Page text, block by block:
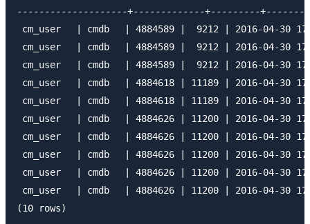
--------------------+-------------+---------
cm_user　 | cmdb　 | 4884589 |  9212 | 2016-
cm_user 　| cmdb 　| 4884589 |  9212 | 2016-04-
cm_user 　| cmdb 　| 4884589 |  9212 | 2016-
cm_user 　| cmdb　 | 4884618 | 11189 | 2016-04-
cm_user 　| cmdb　 | 4884618 | 11189 | 2016-
cm_user 　| cmdb 　| 4884626 | 11200 | 2016-
cm_user 　| cmdb 　| 4884626 | 11200 | 2016-
cm_user 　| cmdb　 | 4884626 | 11200 | 2016-
cm_user 　| cmdb 　| 4884626 | 11200 | 2016-
cm_user 　| cmdb 　| 4884626 | 11200 | 2016-